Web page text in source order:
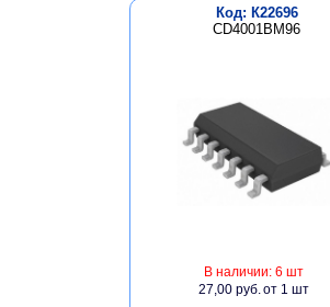
Код: К22696
CD4001BM96
В наличии: 6 шт
27,00 руб.от 1 шт